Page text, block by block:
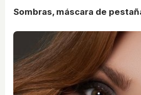
Sombras, máscara de